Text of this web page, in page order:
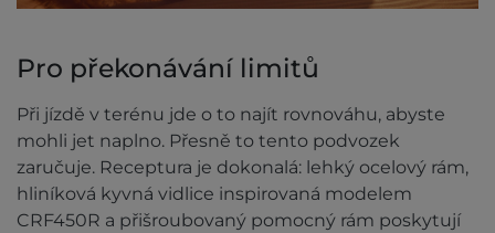
Pro překonávání limitů
Při jízdě v terénu jde o to najít rovnováhu, abyste
mohli jet naplno. Přesně to tento podvozek
zaručuje. Receptura je dokonalá: lehký ocelový rám,
hliníková kyvná vidlice inspirovaná modelem
CRF450R a přišroubovaný pomocný rám poskytují